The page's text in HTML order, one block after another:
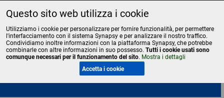
Liceo Scientifico Statale Bruno Touschek - Grottaferrata - Roma
Questo sito web utilizza i cookie
Utilizziamo i cookie per personalizzare per fornire funzionalità, per permettere
l'interfacciamento con il sistema Synapsy e per analizzare il nostro traffico.
Condividiamo inoltre informazioni con la piattaforma Synapsy, che potrebbe
combinarle con altre informazioni in suo possesso. Tutti i cookie usati sono
comunque necessari per il funzionamento del sito. Mostra i dettagli
Accetta i cookie